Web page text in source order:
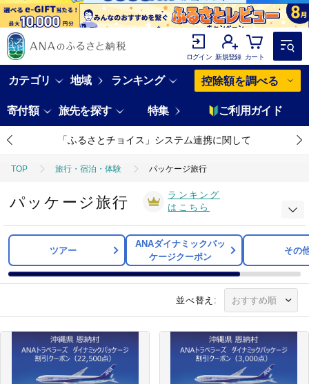
ログイン 新規登録 カート
カテゴリ 地域 ランキング 控除額を調べる
寄付額 旅先を探す 特集 ご利用ガイド
「ふるさとチョイス」システム連携に関して
TOP 旅行・宿泊・体験 パッケージ旅行
パッケージ旅行
ランキング
はこちら
ツアー
ANAダイナミックパッ
ケージクーポン
その
並べ替え: